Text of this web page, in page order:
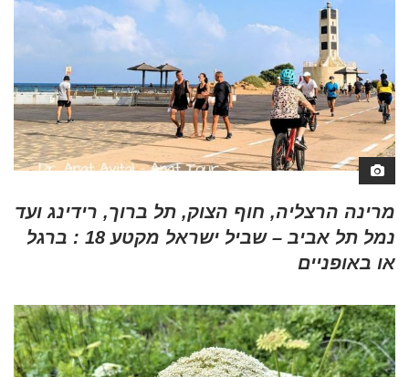
מרינה הרצליה, חוף הצוק, תל ברוך, רידינג ועד
נמל תל אביב – שביל ישראל מקטע 18 : ברגל
או באופניים